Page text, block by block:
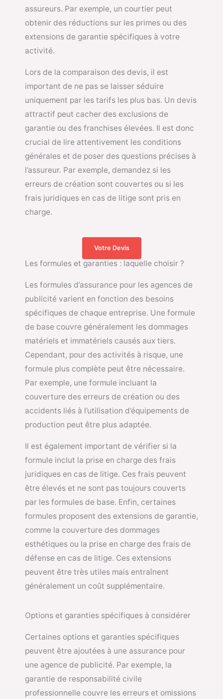
assureurs. Par exemple, un courtier peut
obtenir des réductions sur les primes ou des
extensions de garantie spécifiques à votre
activité.
Lors de la comparaison des devis, il est
important de ne pas se laisser séduire
uniquement par les tarifs les plus bas. Un devis
attractif peut cacher des exclusions de
garantie ou des franchises élevées. Il est donc
crucial de lire attentivement les conditions
générales et de poser des questions précises à
l’assureur. Par exemple, demandez si les
erreurs de création sont couvertes ou si les
frais juridiques en cas de litige sont pris en
charge.
Votre Devis
Les formules et garanties : laquelle choisir ?
Les formules d’assurance pour les agences de
publicité varient en fonction des besoins
spécifiques de chaque entreprise. Une formule
de base couvre généralement les dommages
matériels et immatériels causés aux tiers.
Cependant, pour des activités à risque, une
formule plus complète peut être nécessaire.
Par exemple, une formule incluant la
couverture des erreurs de création ou des
accidents liés à l’utilisation d’équipements de
production peut être plus adaptée.
Il est également important de vérifier si la
formule inclut la prise en charge des frais
juridiques en cas de litige. Ces frais peuvent
être élevés et ne sont pas toujours couverts
par les formules de base. Enfin, certaines
formules proposent des extensions de garantie,
comme la couverture des dommages
esthétiques ou la prise en charge des frais de
défense en cas de litige. Ces extensions
peuvent être très utiles mais entraînent
généralement un coût supplémentaire.
Options et garanties spécifiques à considérer
Certaines options et garanties spécifiques
peuvent être ajoutées à une assurance pour
une agence de publicité. Par exemple, la
garantie de responsabilité civile
professionnelle couvre les erreurs et omissions